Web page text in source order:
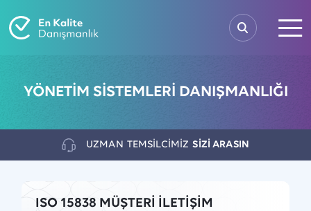
YÖNETİM SİSTEMLERİ DANIŞMANLIĞI
UZMAN TEMSİLCİMİZ SİZİ ARASIN
ISO 15838 MÜŞTERİ İLETİŞİM